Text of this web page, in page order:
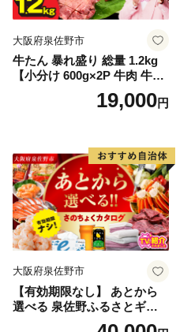
大阪府泉佐野市
牛たん 暴れ盛り 総量 1.2kg
【小分け 600g×2P 牛肉 牛タ
ン 牛たん 厚切り牛タン 焼肉
BBQ キャンプ 焼くだけ 簡単
19,000円
大阪府泉佐野市
【有効期限なし】 あとから
選べる 泉佐野ふるさとギフ
ト（寄附40,000円コース）